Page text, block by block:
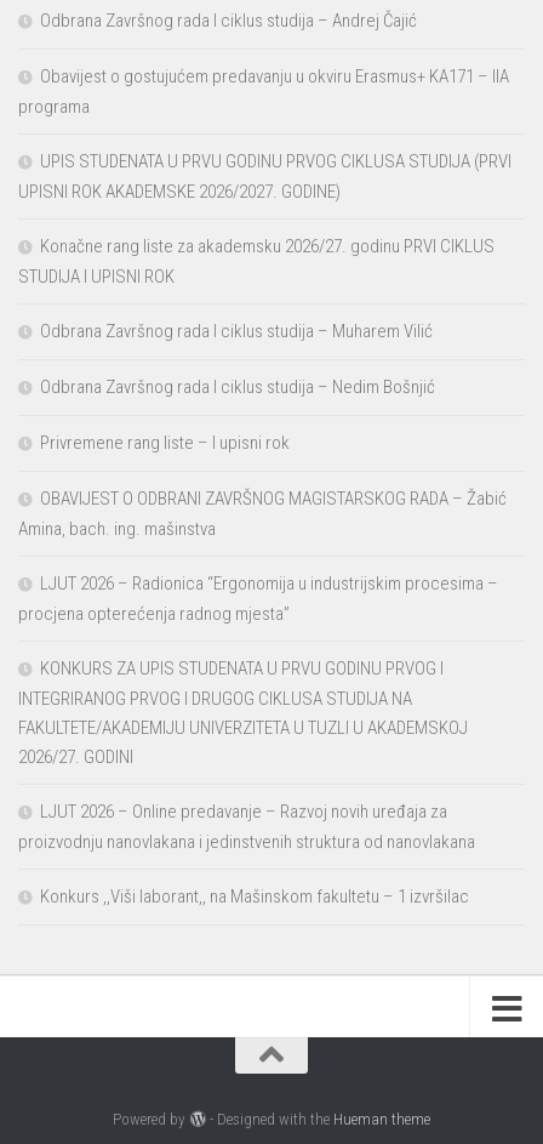
Odbrana Završnog rada I ciklus studija – Andrej Čajić
Obavijest o gostujućem predavanju u okviru Erasmus+ KA171 – IIA
programa
UPIS STUDENATA U PRVU GODINU PRVOG CIKLUSA STUDIJA (PRVI
UPISNI ROK AKADEMSKE 2026/2027. GODINE)
Konačne rang liste za akademsku 2026/27. godinu PRVI CIKLUS
STUDIJA I UPISNI ROK
Odbrana Završnog rada I ciklus studija – Muharem Vilić
Odbrana Završnog rada I ciklus studija – Nedim Bošnjić
Privremene rang liste – I upisni rok
OBAVIJEST O ODBRANI ZAVRŠNOG MAGISTARSKOG RADA – Žabić
Amina, bach. ing. mašinstva
LJUT 2026 – Radionica “Ergonomija u industrijskim procesima –
procjena opterećenja radnog mjesta”
KONKURS ZA UPIS STUDENATA U PRVU GODINU PRVOG I
INTEGRIRANOG PRVOG I DRUGOG CIKLUSA STUDIJA NA
FAKULTETE/AKADEMIJU UNIVERZITETA U TUZLI U AKADEMSKOJ
2026/27. GODINI
LJUT 2026 – Online predavanje – Razvoj novih uređaja za
proizvodnju nanovlakana i jedinstvenih struktura od nanovlakana
Konkurs ,,Viši laborant,, na Mašinskom fakultetu – 1 izvršilac
Powered by - Designed with the Hueman theme